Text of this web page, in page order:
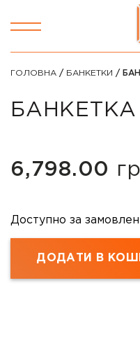
ГОЛОВНА / БАНКЕТКИ /
БАНКЕТКА
6,798.00
Доступно за
ДОДАТИ В